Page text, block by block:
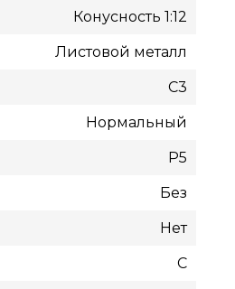
Конусность 1:12
Листовой металл
C3
Нормальный
P5
Без
Нет
С